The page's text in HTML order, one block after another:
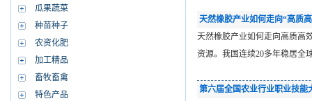
瓜果蔬菜
种苗种子
农资化肥
加工精品
畜牧畜禽
特色产品
天然橡胶产业如何走向“高质
天然橡胶产业如何走向高质高
资源。我国连续20多年稳居全
第六届全国农业行业职业技能